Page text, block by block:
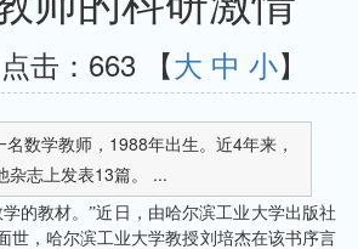
击： 663 【大 中 小】
数学教师，1988年出生。近4年来，
杂志上发表13篇。 ...
的教材。”近日，由哈尔滨工业大学出版社
世，哈尔滨工业大学教授刘培杰在该书序言